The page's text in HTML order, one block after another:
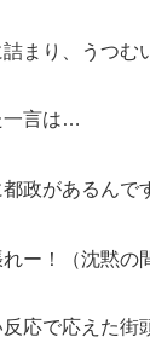
まり、うつむ
一言は…
政があるんで
！（沈黙の
応で応えた街